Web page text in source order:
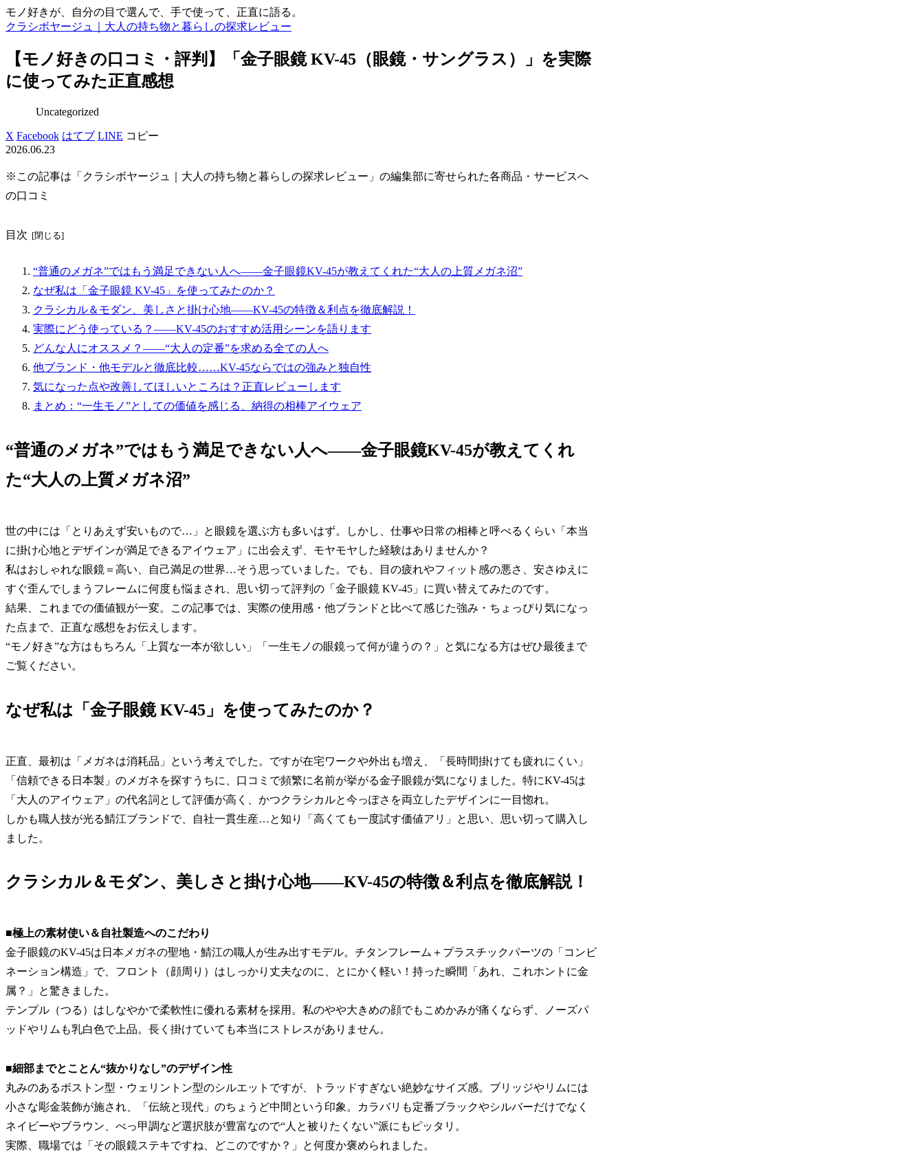
モノ好きが、自分の目で選んで、手で使って、正直に語る。
クラシボヤージュ｜大人の持ち物と暮らしの探求レビュー
【モノ好きの口コミ・評判】「金子眼鏡 KV-45（眼鏡・サングラス）」を実際
に使ってみた正直感想
Uncategorized
X Facebook はてブ LINE コピー
2026.06.23
※この記事は「クラシボヤージュ｜大人の持ち物と暮らしの探求レビュー」の編集部に寄せられた各商品・サービスへ
の口コミ
目次
“普通のメガネ”ではもう満足できない人へ――金子眼鏡KV-45が教えてくれた“大人の上質メガネ沼”
なぜ私は「金子眼鏡 KV-45」を使ってみたのか？
クラシカル＆モダン、美しさと掛け心地――KV-45の特徴＆利点を徹底解説！
実際にどう使っている？――KV-45のおすすめ活用シーンを語ります
どんな人にオススメ？――“大人の定番”を求める全ての人へ
他ブランド・他モデルと徹底比較……KV-45ならではの強みと独自性
気になった点や改善してほしいところは？正直レビューします
まとめ：“一生モノ”としての価値を感じる、納得の相棒アイウェア
“普通のメガネ”ではもう満足できない人へ――金子眼鏡KV-45が教えてくれ
た“大人の上質メガネ沼”
世の中には「とりあえず安いもので…」と眼鏡を選ぶ方も多いはず。しかし、仕事や日常の相棒と呼べるくらい「本当
に掛け心地とデザインが満足できるアイウェア」に出会えず、モヤモヤした経験はありませんか？
私はおしゃれな眼鏡＝高い、自己満足の世界…そう思っていました。でも、目の疲れやフィット感の悪さ、安さゆえに
すぐ歪んでしまうフレームに何度も悩まされ、思い切って評判の「金子眼鏡 KV-45」に買い替えてみたのです。
結果、これまでの価値観が一変。この記事では、実際の使用感・他ブランドと比べて感じた強み・ちょっぴり気になっ
た点まで、正直な感想をお伝えします。
“モノ好き”な方はもちろん「上質な一本が欲しい」「一生モノの眼鏡って何が違うの？」と気になる方はぜひ最後まで
ご覧ください。
なぜ私は「金子眼鏡 KV-45」を使ってみたのか？
正直、最初は「メガネは消耗品」という考えでした。ですが在宅ワークや外出も増え、「長時間掛けても疲れにくい」
「信頼できる日本製」のメガネを探すうちに、口コミで頻繁に名前が挙がる金子眼鏡が気になりました。特にKV-45は
「大人のアイウェア」の代名詞として評価が高く、かつクラシカルと今っぽさを両立したデザインに一目惚れ。
しかも職人技が光る鯖江ブランドで、自社一貫生産…と知り「高くても一度試す価値アリ」と思い、思い切って購入し
ました。
クラシカル＆モダン、美しさと掛け心地――KV-45の特徴＆利点を徹底解説！
■極上の素材使い＆自社製造へのこだわり
金子眼鏡のKV-45は日本メガネの聖地・鯖江の職人が生み出すモデル。チタンフレーム＋プラスチックパーツの「コンビ
ネーション構造」で、フロント（顔周り）はしっかり丈夫なのに、とにかく軽い！持った瞬間「あれ、これホントに金
属？」と驚きました。
テンプル（つる）はしなやかで柔軟性に優れる素材を採用。私のやや大きめの顔でもこめかみが痛くならず、ノーズパ
ッドやリムも乳白色で上品。長く掛けていても本当にストレスがありません。
■細部までとことん“抜かりなし”のデザイン性
丸みのあるボストン型・ウェリントン型のシルエットですが、トラッドすぎない絶妙なサイズ感。ブリッジやリムには
小さな彫金装飾が施され、「伝統と現代」のちょうど中間という印象。カラバリも定番ブラックやシルバーだけでなく
ネイビーやブラウン、べっ甲調など選択肢が豊富なので“人と被りたくない”派にもピッタリ。
実際、職場では「その眼鏡ステキですね、どこのですか？」と何度か褒められました。